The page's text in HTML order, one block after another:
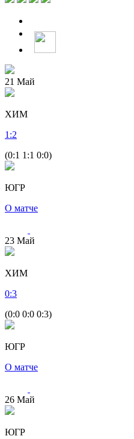
21 Май
ХИМ
1 :2
(0:1 1:1 0:0)
ЮГР
О матче
23 Май
ХИМ
0:3
(0:0 0:0 0:3)
ЮГР
О матче
26 Май
ЮГР